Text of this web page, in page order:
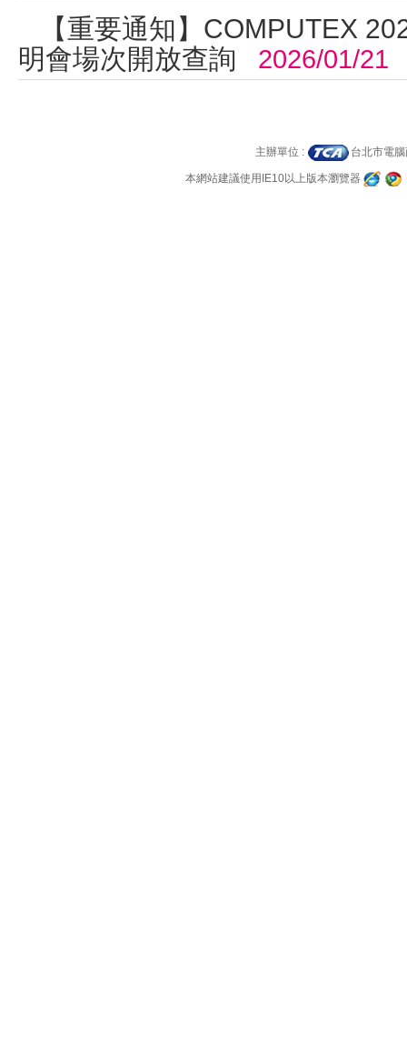
【重要通知】COMPUTEX
明會場次開放查詢
2026/01/21
主辦單位 : 台北市電
本網站建議使用IE10以上版本瀏覽器